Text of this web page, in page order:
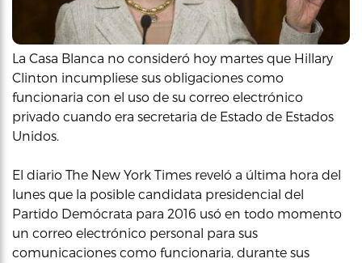
La Casa Blanca no consideró hoy martes que Hillary
Clinton incumpliese sus obligaciones como
funcionaria con el uso de su correo electrónico
privado cuando era secretaria de Estado de Estados
Unidos.
El diario The New York Times reveló a última hora del
lunes que la posible candidata presidencial del
Partido Demócrata para 2016 usó en todo momento
un correo electrónico personal para sus
comunicaciones como funcionaria, durante sus